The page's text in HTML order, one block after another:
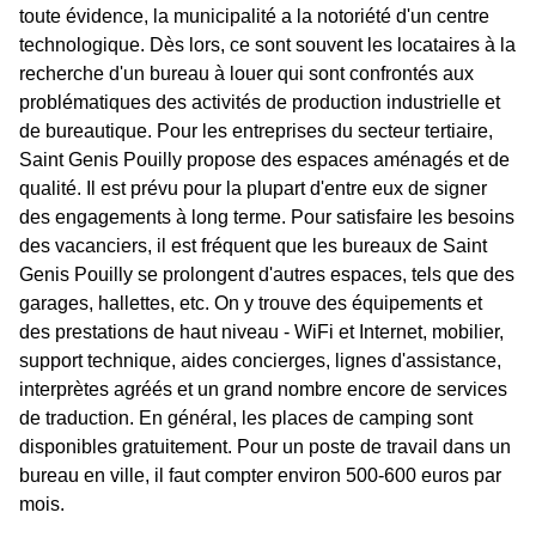
toute évidence, la municipalité a la notoriété d'un centre
technologique. Dès lors, ce sont souvent les locataires à la
recherche d'un bureau à louer qui sont confrontés aux
problématiques des activités de production industrielle et
de bureautique. Pour les entreprises du secteur tertiaire,
Saint Genis Pouilly propose des espaces aménagés et de
qualité. Il est prévu pour la plupart d'entre eux de signer
des engagements à long terme. Pour satisfaire les besoins
des vacanciers, il est fréquent que les bureaux de Saint
Genis Pouilly se prolongent d'autres espaces, tels que des
garages, hallettes, etc. On y trouve des équipements et
des prestations de haut niveau - WiFi et Internet, mobilier,
support technique, aides concierges, lignes d'assistance,
interprètes agréés et un grand nombre encore de services
de traduction. En général, les places de camping sont
disponibles gratuitement. Pour un poste de travail dans un
bureau en ville, il faut compter environ 500-600 euros par
mois.